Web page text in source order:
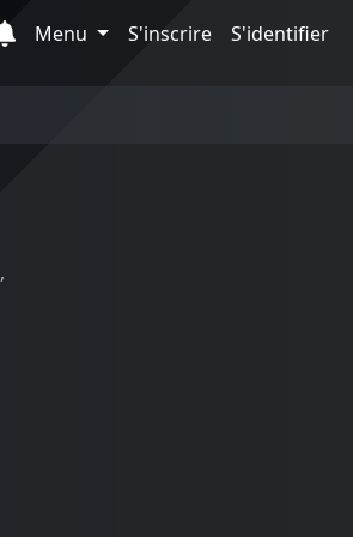
Menu
S'inscrire S'identifier
,